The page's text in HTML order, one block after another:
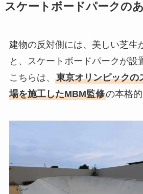
スケートボードパークの
建物の反対側には、美しい芝生
と、スケートボードパークが設
こちらは、 東京オリンピックの
場を施工したMBM監修の本格的